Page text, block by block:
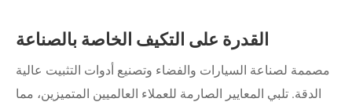
القدرة على التكيف الخاصة بالصناعة
مصممة لصناعة السيارات والفضاء وتصنيع أدوات التثبيت عالية
الدقة. تلبي المعايير الصارمة للعملاء العالميين المتميزين، مما